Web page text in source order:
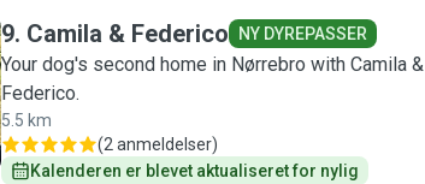
nød. Det var tydeligt, at Aura blev behandlet godt. Vi vil
helt sikkert vælge Mathilde igen og kan varmt anbefale
hende til andre!"
9. Camila & Federico NY DYREPASSER
Your dog's second home in Nørrebro with Camila &
Federico.
5.5 km
(2 anmeldelser)
Kalenderen er blevet aktualiseret for nylig